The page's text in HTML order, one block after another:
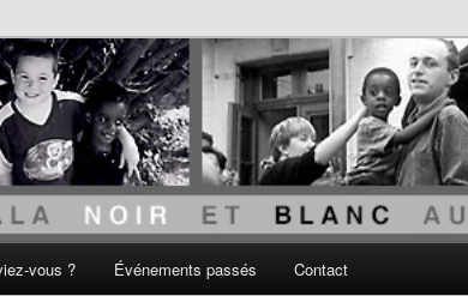
vous ? Événements passés Contact